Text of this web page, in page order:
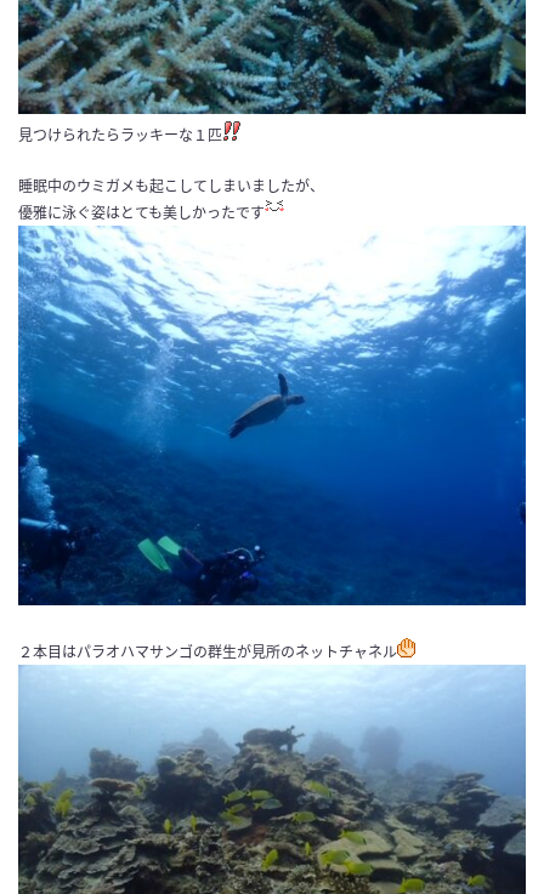
見つけられたらラッキーな１匹
睡眠中のウミガメも起こしてしまいましたが、
優雅に泳ぐ姿はとても美しかったです
２本目はパラオハマサンゴの群生が見所のネットチャネル